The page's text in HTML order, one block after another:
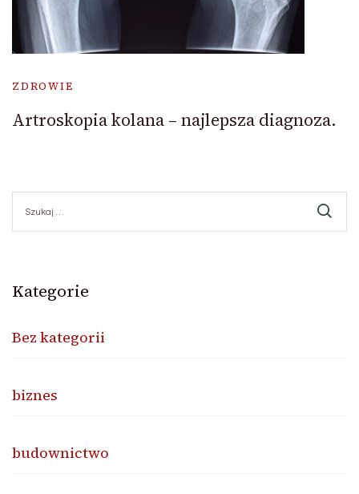
ZDROWIE
Artroskopia kolana – najlepsza diagnoza.
Kategorie
Bez kategorii
biznes
budownictwo